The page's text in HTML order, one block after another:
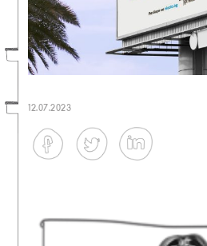
12.07.2023